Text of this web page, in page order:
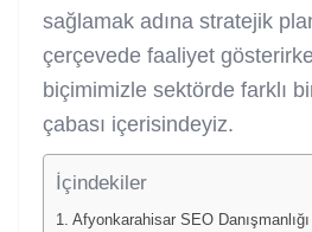
sağlamak adına stratejik
çerçevede faaliyet
biçimimizle sektörde farklı
çabası içerisindeyiz.
İçindekiler
Afyonkarahisar SEO